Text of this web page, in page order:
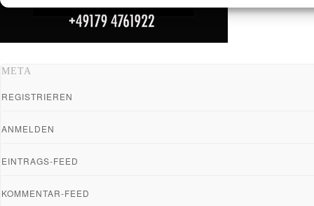
META
REGISTRIEREN
ANMELDEN
EINTRAGS-FEED
KOMMENTAR-FEED